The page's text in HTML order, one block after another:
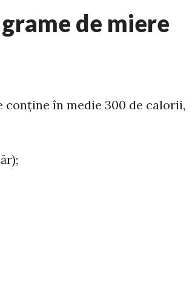
de miere
conține în medie 300 de calorii,